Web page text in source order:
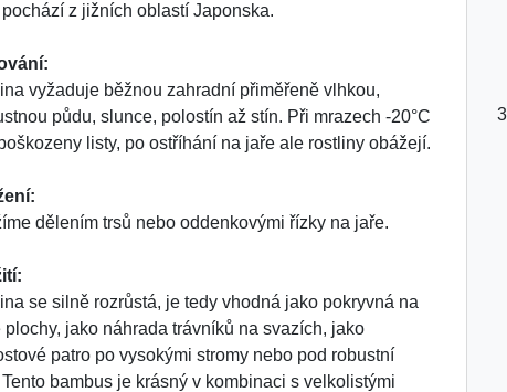
pochází z jižních oblastí Japonska.
vyžaduje běžnou zahradní přiměřeně vlhkou,
půdu, slunce, polostín až stín. Při mrazech -20°C
listy, po ostříhání na jaře ale rostliny obážejí.
dělením trsů nebo oddenkovými řízky na jaře.
se silně rozrůstá, je tedy vhodná jako pokryvná na
plochy, jako náhrada trávníků na svazích, jako
patro po vysokými stromy nebo pod robustní
Tento bambus je krásný v kombinaci s velkolistými